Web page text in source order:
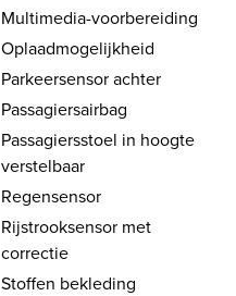
Multimedia-voorbereiding
Oplaadmogelijkheid
Parkeersensor achter
Passagiersairbag
Passagiersstoel in hoogte
verstelbaar
Regensensor
Rijstrooksensor met
correctie
Stoffen bekleding